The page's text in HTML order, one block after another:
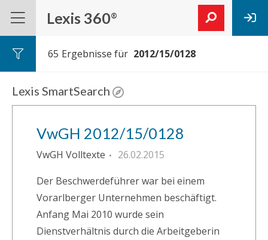
Lexis 360®
65 Ergebnisse für
Lexis SmartSearch
VwGH 2012/15/0128
VwGH Volltexte
26.02.2015
Der Beschwerdeführer war bei einem
Vorarlberger Unternehmen beschäftigt.
Anfang Mai 2010 wurde sein
Dienstverhältnis durch die Arbeitgeberin